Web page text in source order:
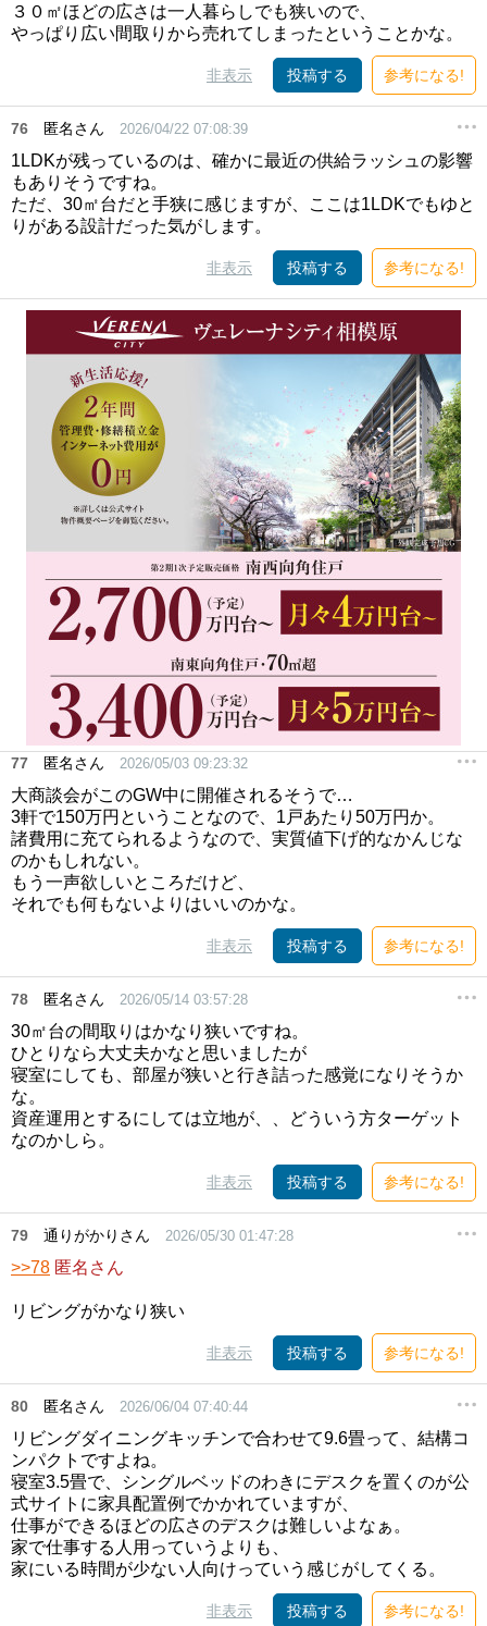
３０㎡ほどの広さは一人暮らしでも狭いので、
やっぱり広い間取りから売れてしまったということかな。
非表示 投稿する 参考になる!
76 匿名さん 2026/04/22 07:08:39
1LDKが残っているのは、確かに最近の供給ラッシュの影響
もありそうですね。
ただ、30㎡台だと手狭に感じますが、ここは1LDKでもゆと
りがある設計だった気がします。
非表示 投稿する 参考になる!
77 匿名さん 2026/05/03 09:23:32
大商談会がこのGW中に開催されるそうで…
3軒で150万円ということなので、1戸あたり50万円か。
諸費用に充てられるようなので、実質値下げ的なかんじな
のかもしれない。
もう一声欲しいところだけど、
それでも何もないよりはいいのかな。
非表示 投稿する 参考になる!
78 匿名さん 2026/05/14 03:57:28
30㎡台の間取りはかなり狭いですね。
ひとりなら大丈夫かなと思いましたが
寝室にしても、部屋が狭いと行き詰った感覚になりそうか
な。
資産運用とするにしては立地が、、どういう方ターゲット
なのかしら。
非表示 投稿する 参考になる!
79 通りがかりさん 2026/05/30 01:47:28
>>78 匿名さん
リビングがかなり狭い
非表示 投稿する 参考になる!
80 匿名さん 2026/06/04 07:40:44
リビングダイニングキッチンで合わせて9.6畳って、結構コ
ンパクトですよね。
寝室3.5畳で、シングルベッドのわきにデスクを置くのが公
式サイトに家具配置例でかかれていますが、
仕事ができるほどの広さのデスクは難しいよなぁ。
家で仕事する人用っていうよりも、
家にいる時間が少ない人向けっていう感じがしてくる。
非表示 投稿する 参考になる!